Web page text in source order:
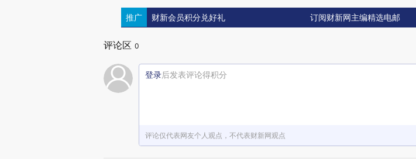
推广 财新会员积分兑好礼 订阅财新网主编精选电邮
评论区 0
登录后发表评论得积分
评论仅代表网友个人观点，不代表财新网观点